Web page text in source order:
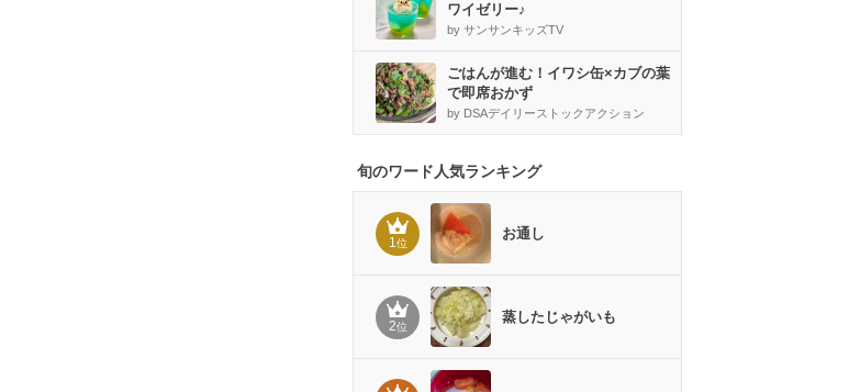
ワイゼリー♪
by サンサンキッズTV
ごはんが進む！イワシ缶×カブの葉
で即席おかず
by DSAデイリーストックアクション
旬のワード人気ランキング
1位
お通し
2位
蒸したじゃがいも